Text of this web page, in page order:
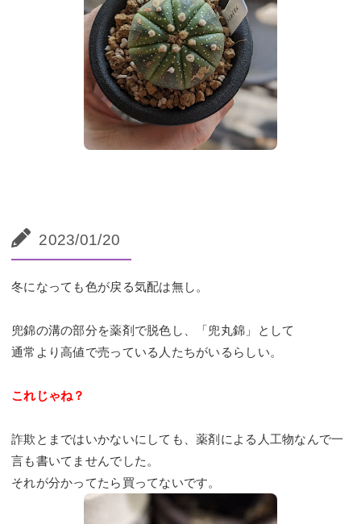
2023/01/20
冬になっても色が戻る気配は無し。
兜錦の溝の部分を薬剤で脱色し、「兜丸錦」として
通常より高値で売っている人たちがいるらしい。
これじゃね？
詐欺とまではいかないにしても、薬剤による人工物なんで一
言も書いてませんでした。
それが分かってたら買ってないです。